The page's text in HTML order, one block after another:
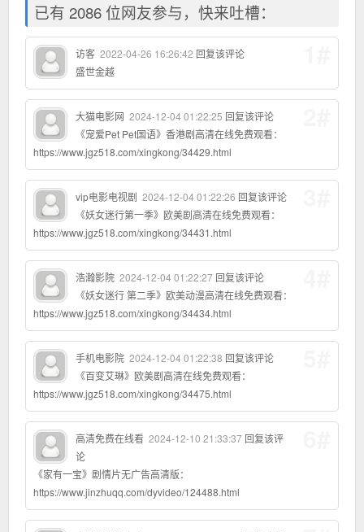
已有 2086 位网友参与，快来吐槽：
访客 2022-04-26 16:26:42 回复该评论
盛世金越
大猫电影网 2024-12-04 01:22:25 回复该评论
《宠爱Pet Pet国语》香港剧高清在线免费观看：
https://www.jgz518.com/xingkong/34429.html
vip电影电视剧 2024-12-04 01:22:26 回复该评论
《妖女迷行第一季》欧美剧高清在线免费观看：
https://www.jgz518.com/xingkong/34431.html
浩瀚影院 2024-12-04 01:22:27 回复该评论
《妖女迷行 第二季》欧美动漫高清在线免费观看：
https://www.jgz518.com/xingkong/34434.html
手机电影院 2024-12-04 01:22:38 回复该评论
《百变艾琳》欧美剧高清在线免费观看：
https://www.jgz518.com/xingkong/34475.html
高清免费在线看 2024-12-10 21:33:37 回复该评
论
《家有一宝》剧情片无广告高清版：
https://www.jinzhuqq.com/dyvideo/124488.html